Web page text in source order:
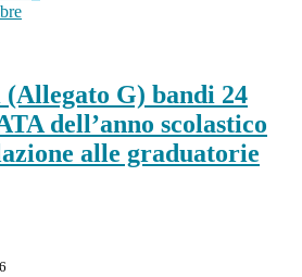
(Allegato G) bandi 24
dell’anno scolastico
alle graduatorie